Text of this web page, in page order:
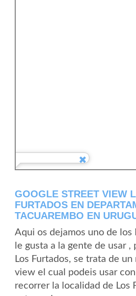
GOOGLE STREET VIEW
FURTADOS EN
TACUAREMBO EN
Aqui os dejamos uno de los
le gusta a la gente de usar ,
Los Furtados, se trata de
view el cual podeis usar
recorrer la localidad de Los